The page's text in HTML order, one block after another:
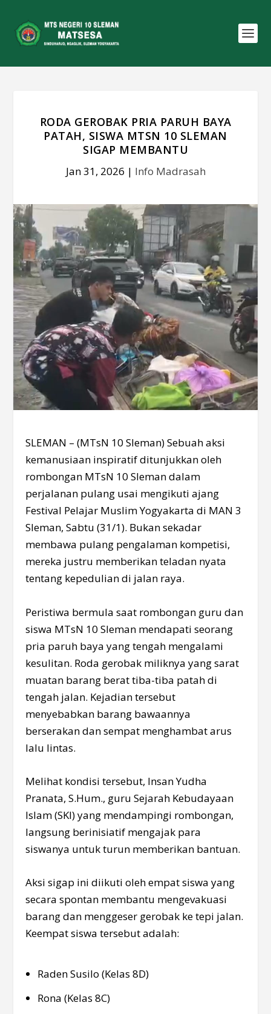
RODA GEROBAK PRIA PARUH BAYA
PATAH, SISWA MTSN 10 SLEMAN
SIGAP MEMBANTU
Jan 31, 2026 | Info Madrasah
SLEMAN – (MTsN 10 Sleman) Sebuah aksi
kemanusiaan inspiratif ditunjukkan oleh
rombongan MTsN 10 Sleman dalam
perjalanan pulang usai mengikuti ajang
Festival Pelajar Muslim Yogyakarta di MAN 3
Sleman, Sabtu (31/1). Bukan sekadar
membawa pulang pengalaman kompetisi,
mereka justru memberikan teladan nyata
tentang kepedulian di jalan raya.
Peristiwa bermula saat rombongan guru dan
siswa MTsN 10 Sleman mendapati seorang
pria paruh baya yang tengah mengalami
kesulitan. Roda gerobak miliknya yang sarat
muatan barang berat tiba-tiba patah di
tengah jalan. Kejadian tersebut
menyebabkan barang bawaannya
berserakan dan sempat menghambat arus
lalu lintas.
Melihat kondisi tersebut, Insan Yudha
Pranata, S.Hum., guru Sejarah Kebudayaan
Islam (SKI) yang mendampingi rombongan,
langsung berinisiatif mengajak para
siswanya untuk turun memberikan bantuan.
Aksi sigap ini diikuti oleh empat siswa yang
secara spontan membantu mengevakuasi
barang dan menggeser gerobak ke tepi jalan.
Keempat siswa tersebut adalah:
Raden Susilo (Kelas 8D)
Rona (Kelas 8C)